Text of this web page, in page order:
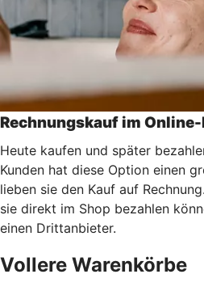
Rechnungskauf im
Heute kaufen und später
Kunden hat diese Option einen
lieben sie den Kauf auf
sie direkt im Shop bezahlen
einen Drittanbieter.
Vollere Warenkörbe